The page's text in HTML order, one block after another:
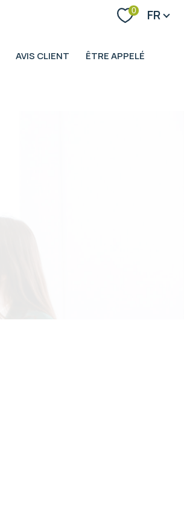
0 Langue
FR
AVIS CLIENT ÊTRE APPELÉ